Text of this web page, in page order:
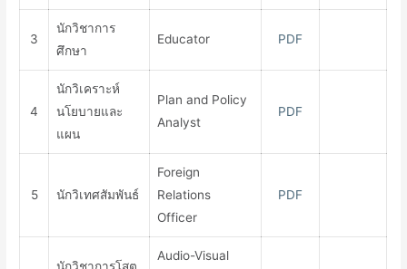
3
นักวิชาการ
ศึกษา
Educator PDF
4
นักวิเคราะห์
นโยบายและ
แผน
Plan and Policy
Analyst
PDF
5 นักวิเทศสัมพันธ์
Foreign
Relations
Officer
PDF
Audio-Visual